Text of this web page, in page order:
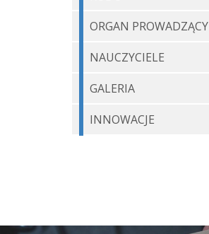
ORGAN PROWADZĄCY
NAUCZYCIELE
GALERIA
INNOWACJE